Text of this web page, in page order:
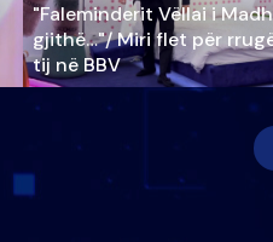
"Faleminderit Vëllai i
gjithë…"/ Miri flet për
tij në BBV